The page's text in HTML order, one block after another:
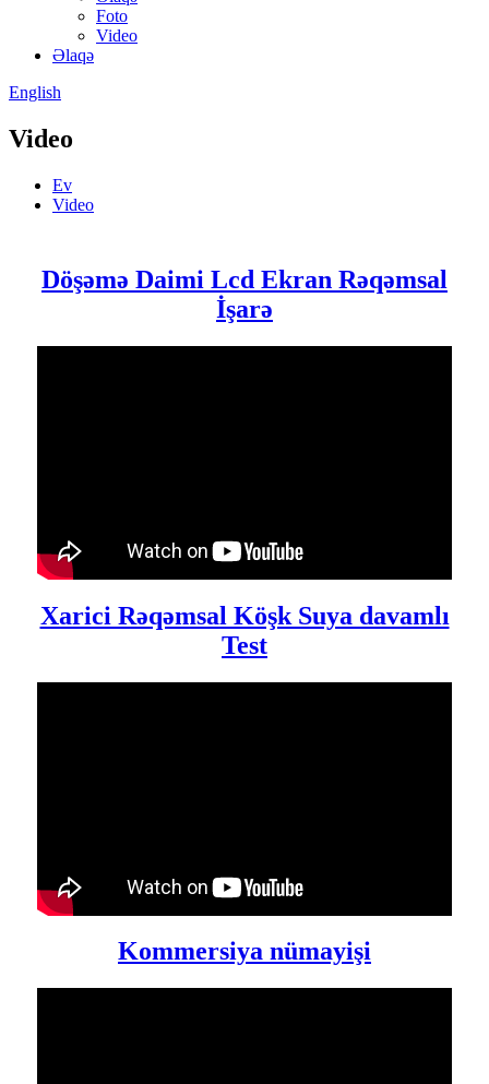
Foto
Video
Əlaqə
English
Video
Ev
Video
Döşəmə Daimi Lcd Ekran Rəqəmsal
İşarə
Xarici Rəqəmsal Köşk Suya davamlı
Test
Kommersiya nümayişi